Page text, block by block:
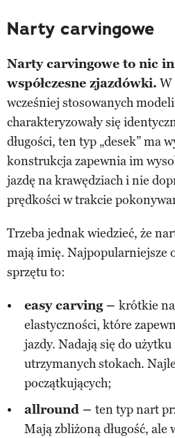
Narty carvingowe
Narty carvingowe to nic
współczesne zjazdówki. W
wcześniej stosowanych
charakteryzowały się
długości, ten typ „desek” ma
konstrukcja zapewnia im
jazdę na krawędziach i nie
prędkości w trakcie
Trzeba jednak wiedzieć, że
mają imię. Najpopularniejsze
sprzętu to:
easy carving – krótkie
elastyczności, które
jazdy. Nadają się do użytku
utrzymanych stokach.
początkujących;
allround – ten typ nart
Mają zbliżoną długość, ale